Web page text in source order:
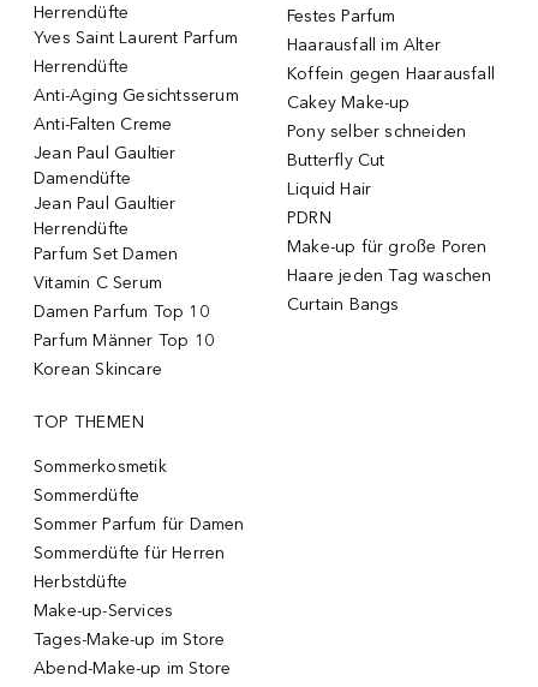
Herrendüfte
Yves Saint Laurent Parfum
Herrendüfte
Anti-Aging Gesichtsserum
Anti-Falten Creme
Jean Paul Gaultier
Damendüfte
Jean Paul Gaultier
Herrendüfte
Parfum Set Damen
Vitamin C Serum
Damen Parfum Top 10
Parfum Männer Top 10
Korean Skincare
Festes Parfum
Haarausfall im Alter
Koffein gegen Haarausfall
Cakey Make-up
Pony selber schneiden
Butterfly Cut
Liquid Hair
PDRN
Make-up für große Poren
Haare jeden Tag waschen
Curtain Bangs
TOP THEMEN
Sommerkosmetik
Sommerdüfte
Sommer Parfum für Damen
Sommerdüfte für Herren
Herbstdüfte
Make-up-Services
Tages-Make-up im Store
Abend-Make-up im Store